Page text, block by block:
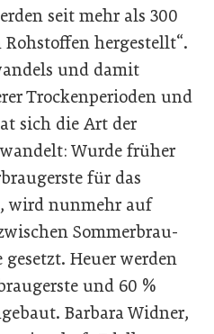
seit mehr als 300
hergestellt“.
und damit
Trockenperioden und
sich die Art der
Wurde früher
für das
wird nunmehr auf
Sommerbrau-
Heuer werden
und 60 %
Barbara Widner,